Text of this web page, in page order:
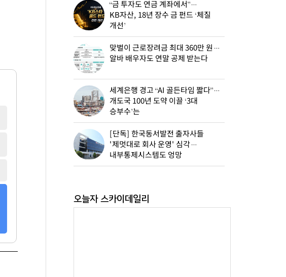
“금 투자도 연금 계좌에서”…
KB자산, 18년 장수 금 펀드 ‘체질
개선’
맞벌이 근로장려금 최대 360만 원…
알바 배우자도 연말 공제 받는다
세계은행 경고 “AI 골든타임 짧다”…
개도국 100년 도약 이끌 ‘3대
승부수’는
[단독] 한국동서발전 출자사들
'제멋대로 회사 운영' 심각…
내부통제시스템도 엉망
오늘자 스카이데일리